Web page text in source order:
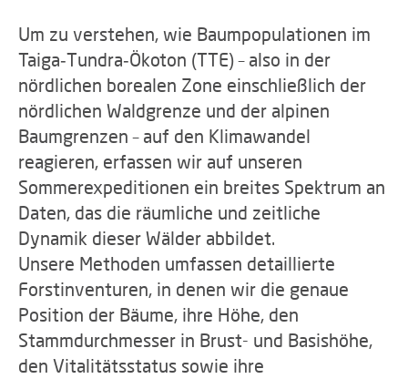
Um zu verstehen, wie Baum­populationen im
Taiga‑Tundra‑Ökoton (TTE) – also in der
nördlichen borealen Zone einschließlich der
nördlichen Waldgrenze und der alpinen
Baumgrenzen – auf den Klimawandel
reagieren, erfassen wir auf unseren
Sommerexpeditionen ein breites Spektrum an
Daten, das die räumliche und zeitliche
Dynamik dieser Wälder abbildet.
Unsere Methoden umfassen detaillierte
Forstinventuren, in denen wir die genaue
Position der Bäume, ihre Höhe, den
Stammdurchmesser in Brust- und Basishöhe,
den Vitalitätsstatus sowie ihre